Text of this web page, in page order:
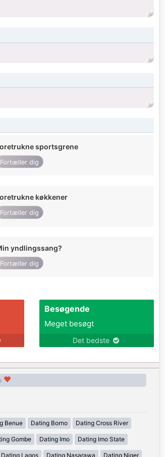
sportsgrene
Fortæller dig
køkkener
Fortæller dig
yndlingssang?
Fortæller dig
Besøgende
Meget besøgt
Det bedste
Benue Dating Borno Dating Cross River
Gombe Dating Imo Dating Imo State
Dating Lagos Dating Nasarawa Dating Niger